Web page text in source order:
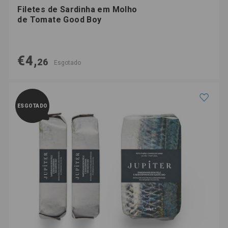
Filetes de Sardinha em Molho
de Tomate Good Boy
€4,26 Esgotado
ESGOTADO